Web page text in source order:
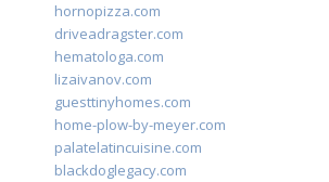
hornopizza.com
driveadragster.com
hematologa.com
lizaivanov.com
guesttinyhomes.com
home-plow-by-meyer.com
palatelatincuisine.com
blackdoglegacy.com